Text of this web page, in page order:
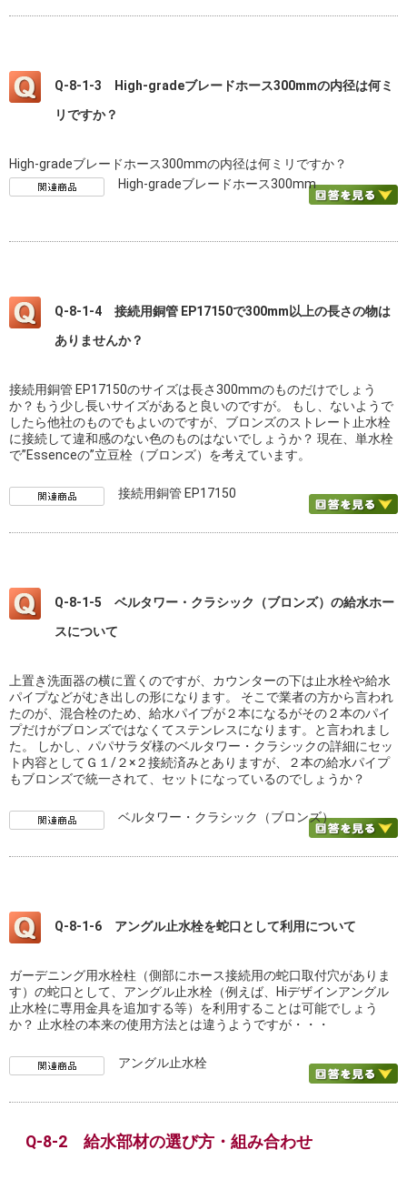
Q-8-1-3 High-gradeブレードホース300mmの内径は何ミ
リですか？
High-gradeブレードホース300mmの内径は何ミリですか？
High-gradeブレードホース300mm
Q-8-1-4 接続用銅管 EP17150で300mm以上の長さの物は
ありませんか？
接続用銅管 EP17150のサイズは長さ300mmのものだけでしょう
か？もう少し長いサイズがあると良いのですが。 もし、ないようで
したら他社のものでもよいのですが、ブロンズのストレート止水栓
に接続して違和感のない色のものはないでしょうか？ 現在、単水栓
で”Essenceの”立豆栓（ブロンズ）を考えています。
接続用銅管 EP17150
Q-8-1-5 ベルタワー・クラシック（ブロンズ）の給水ホー
スについて
上置き洗面器の横に置くのですが、カウンターの下は止水栓や給水
パイプなどがむき出しの形になります。 そこで業者の方から言われ
たのが、混合栓のため、給水パイプが２本になるがその２本のパイ
プだけがブロンズではなくてステンレスになります。と言われまし
た。 しかし、パパサラダ様のベルタワー・クラシックの詳細にセッ
ト内容としてＧ１/２×２接続済みとありますが、２本の給水パイプ
もブロンズで統一されて、セットになっているのでしょうか？
ベルタワー・クラシック（ブロンズ）
Q-8-1-6 アングル止水栓を蛇口として利用について
ガーデニング用水栓柱（側部にホース接続用の蛇口取付穴がありま
す）の蛇口として、アングル止水栓（例えば、Hiデザインアングル
止水栓に専用金具を追加する等）を利用することは可能でしょう
か？ 止水栓の本来の使用方法とは違うようですが・・・
アングル止水栓
Q-8-2 給水部材の選び方・組み合わせ